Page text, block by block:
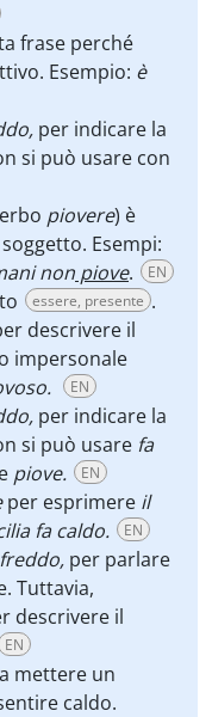
frase perché
Esempio: è
per indicare la
si può usare con
piovere) è
Esempi:
non piove. EN
essere, presente .
descrivere il
impersonale
EN
per indicare la
si può usare fa
piove. EN
per esprimere il
fa caldo. EN
freddo, per parlare
Tuttavia,
descrivere il
EN
mettere un
caldo.